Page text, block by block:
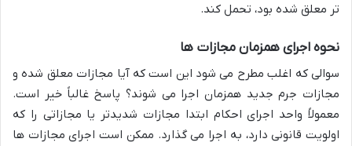
تر معلق شده بود، تحمل کند.
نحوه اجرای همزمان مجازات ها
سوالی که اغلب مطرح می شود این است که آیا مجازات معلق شده و
مجازات جرم جدید همزمان اجرا می شوند؟ پاسخ غالباً خیر است.
معمولاً واحد اجرای احکام ابتدا مجازات شدیدتر یا مجازاتی را که
اولویت قانونی دارد، به اجرا می گذارد. ممکن است اجرای مجازات ها